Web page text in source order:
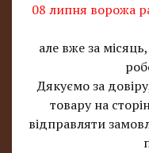
08 липня ворожа
але вже за
Дякуємо за
товару на
відправляти